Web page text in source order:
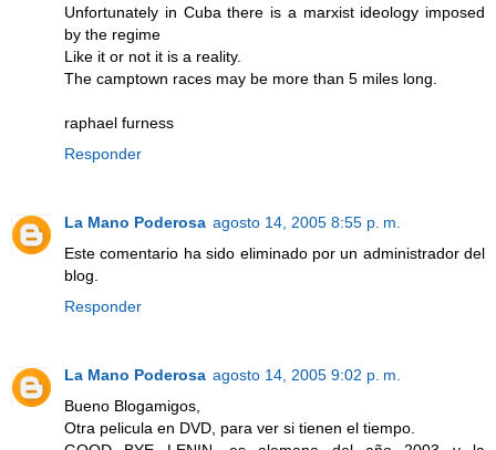
Unfortunately in Cuba there is a marxist ideology imposed
by the regime
Like it or not it is a reality.
The camptown races may be more than 5 miles long.
raphael furness
Responder
La Mano Poderosa agosto 14, 2005 8:55 p. m.
Este comentario ha sido eliminado por un administrador del
blog.
Responder
La Mano Poderosa agosto 14, 2005 9:02 p. m.
Bueno Blogamigos,
Otra pelicula en DVD, para ver si tienen el tiempo.